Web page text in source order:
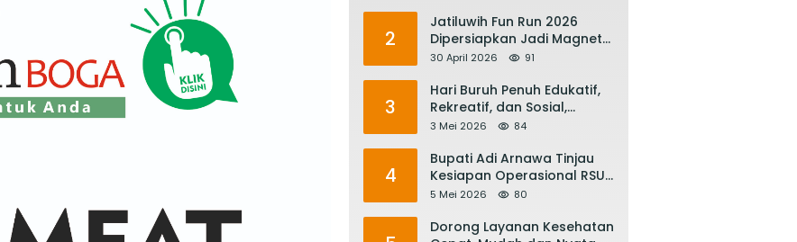
2
Jatiluwih Fun Run 2026
Dipersiapkan Jadi Magnet
Pariwisata Internasional,
Pariwisata Bali
30 April 2026 91
3
Hari Buruh Penuh Edukatif,
Rekreatif, dan Sosial,
Gubernur Koster: Matur
Mesin Ekonomi Bali
3 Mei 2026 84
4
Bupati Adi Arnawa Tinjau
Kesiapan Operasional RSUD
Giri Asih, Harapkan Jadi RS
5 Mei 2026 80
Dorong Layanan Kesehatan